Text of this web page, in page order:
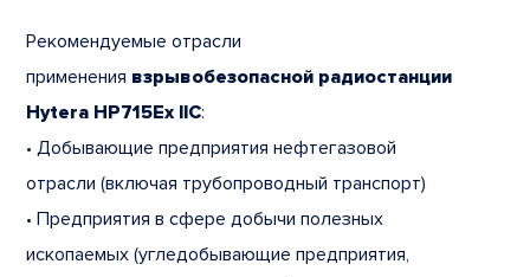
Рекомендуемые отрасли
применения взрывобезопасной радиостанции
Hytera HP715Ex IIC:
• Добывающие предприятия нефтегазовой
отрасли (включая трубопроводный транспорт)
• Предприятия в сфере добычи полезных
ископаемых (угледобывающие предприятия,